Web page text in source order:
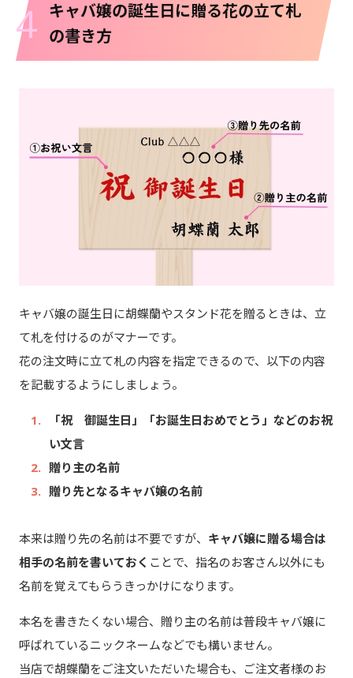
4
キャバ嬢の誕生日に贈る花の立て札
の書き方
キャバ嬢の誕生日に胡蝶蘭やスタンド花を贈るときは、立
て札を付けるのがマナーです。
花の注文時に立て札の内容を指定できるので、以下の内容
を記載するようにしましょう。
「祝 御誕生日」「お誕生日おめでとう」などのお祝
い文言
贈り主の名前
贈り先となるキャバ嬢の名前
本来は贈り先の名前は不要ですが、 キャバ嬢に贈る場合は
相手の名前を書いておく ことで、指名のお客さん以外にも
名前を覚えてもらうきっかけになります。
本名を書きたくない場合、贈り主の名前は普段キャバ嬢に
呼ばれているニックネームなどでも構いません。
当店で胡蝶蘭をご注文いただいた場合も、ご注文者様のお